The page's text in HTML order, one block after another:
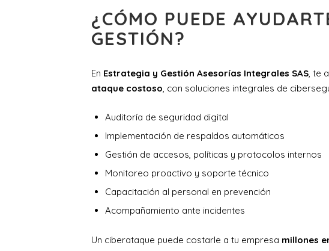
¿CÓMO PUEDE
GESTIÓN?
En Estrategia y Gestión Asesorías Integrales SAS, te
ataque costoso, con soluciones integrales de
Auditoría de seguridad digital
Implementación de respaldos automáticos
Gestión de accesos, políticas y protocolos internos
Monitoreo proactivo y soporte técnico
Capacitación al personal en prevención
Acompañamiento ante incidentes
Un ciberataque puede costarle a tu empresa millones